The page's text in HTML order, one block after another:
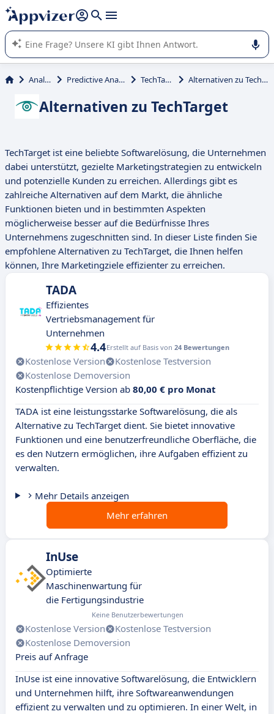
beantworten (mehrere Zeilen mit
Die KI von Appvizer führt Sie bei der Nutzung oder Auswahl
von SaaS-Software in Unternehmen.
Analyse Predictive Analytics TechTarget Alternativen zu TechTarget
Alternativen zu TechTarget
TechTarget ist eine beliebte Softwarelösung, die Unternehmen
dabei unterstützt, gezielte Marketingstrategien zu entwickeln
und potenzielle Kunden zu erreichen. Allerdings gibt es
zahlreiche Alternativen auf dem Markt, die ähnliche
Funktionen bieten und in bestimmten Aspekten
möglicherweise besser auf die Bedürfnisse Ihres
Unternehmens zugeschnitten sind. In dieser Liste finden Sie
empfohlene Alternativen zu TechTarget, die Ihnen helfen
können, Ihre Marketingziele effizienter zu erreichen.
TADA
Effizientes
Vertriebsmanagement für
Unternehmen
4.4Erstellt auf Basis von 24 Bewertungen
Kostenlose Version
Kostenlose Testversion
Kostenlose Demoversion
Kostenpflichtige Version ab 80,00 € pro Monat
TADA ist eine leistungsstarke Softwarelösung, die als
Alternative zu TechTarget dient. Sie bietet innovative
Funktionen und eine benutzerfreundliche Oberfläche, die
es den Nutzern ermöglichen, ihre Aufgaben effizient zu
verwalten.
Mehr Details anzeigen
Mehr erfahren
InUse
Optimierte
Maschinenwartung für
die Fertigungsindustrie
Keine Benutzerbewertungen
Kostenlose Version
Kostenlose Testversion
Kostenlose Demoversion
Preis auf Anfrage
InUse ist eine innovative Softwarelösung, die Entwicklern
und Unternehmen hilft, ihre Softwareanwendungen
effizient zu verwalten und zu optimieren. In einer Welt, in